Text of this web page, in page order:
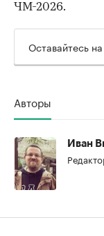
ЧМ-2026.
Оставайтесь
Авторы
Иван